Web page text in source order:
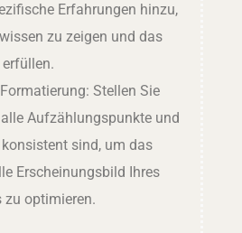
Erfahrungen hinzu,
zu zeigen und das
Stellen Sie
Aufzählungspunkte und
sind, um das
Erscheinungsbild Ihres
zu optimieren.